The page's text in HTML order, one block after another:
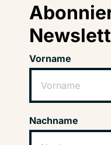
Vorname
Nachname